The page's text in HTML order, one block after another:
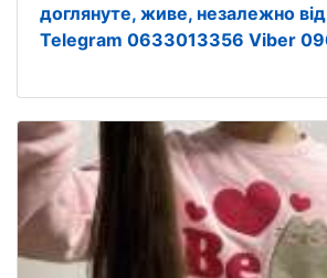
доглянуте, живе, незалежно
Telegram 0633013356 Viber